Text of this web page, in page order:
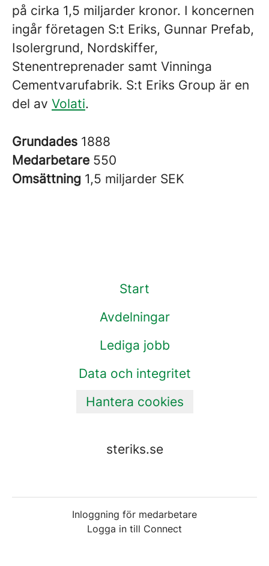
på cirka 1,5 miljarder kronor. I koncernen
ingår företagen S:t Eriks, Gunnar Prefab,
Isolergrund, Nordskiffer,
Stenentreprenader samt Vinninga
Cementvarufabrik. S:t Eriks Group är en
del av Volati.
Grundades 1888
Medarbetare 550
Omsättning 1,5 miljarder SEK
Start
Avdelningar
Lediga jobb
Data och integritet
Hantera cookies
steriks.se
Inloggning för medarbetare
Logga in till Connect